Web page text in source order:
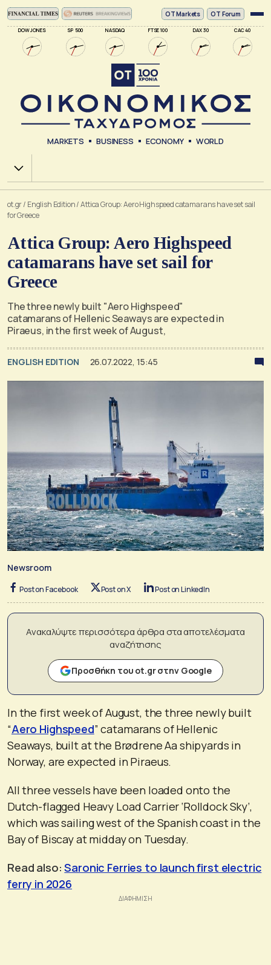
DOW JONES SP 500 NASDAQ FTSE 100 DAX 30 CAC 40
ΟΤ Markets OT Forum
MARKETS BUSINESS ECONOMY WORLD
Χ.Α.
ot.gr/ English Edition/Attica Group: Aero Highspeed catamarans have set sail
for Greece
Attica Group: Aero Highspeed
catamarans have set sail for
Greece
The three newly built "Aero Highspeed"
catamarans of Hellenic Seaways are expected in
Piraeus, in the first week of August,
ENGLISH EDITION 26.07.2022, 15:45
Newsroom
Post on Facebook Post on X Post on LinkedIn
Ανακαλύψτε περισσότερα άρθρα στα αποτελέσματα
αναζήτησης
Προσθήκη του ot.gr στην Google
In the first week of August, the three newly built
“Aero Highspeed” catamarans of Hellenic
Seaways, built at the Brødrene Aa shipyards in
Norway, are expected in Piraeus.
All three vessels have been loaded onto the
Dutch-flagged Heavy Load Carrier ‘Rolldock Sky’,
which was sailing west of the Spanish coast in the
Bay of Biscay at midday on Tuesday.
Read also:Saronic Ferries to launch first electric
ferry in 2026